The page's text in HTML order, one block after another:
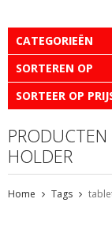
CATEGORIEËN
SORTEREN OP
SORTEER OP
HOLDER
Home Tags